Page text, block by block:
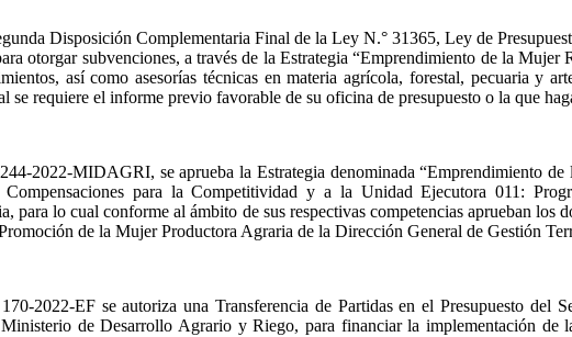
Disposición Complementaria Final de la Ley N.° 31365, Ley de
otorgar subvenciones, a través de la Estrategia “Emprendimiento de la
así como asesorías técnicas en materia agrícola, forestal, pecuaria y
requiere el informe previo favorable de su oficina de presupuesto o la que
2022-MIDAGRI, se aprueba la Estrategia denominada “Emprendimiento
Compensaciones para la Competitividad y a la Unidad Ejecutora 011:
para lo cual conforme al ámbito de sus respectivas competencias aprueban los
de la Mujer Productora Agraria de la Dirección General de Gestión
2022-EF se autoriza una Transferencia de Partidas en el Presupuesto
de Desarrollo Agrario y Riego, para financiar la implementación de